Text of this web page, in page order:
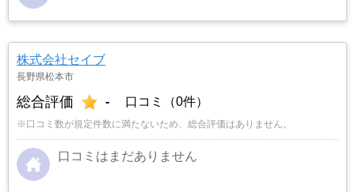
株式会社セイブ
長野県松本市
総合評価 - 口コミ（0件）
※口コミ数が規定件数に満たないため、総合評価はありません。
口コミはまだありません